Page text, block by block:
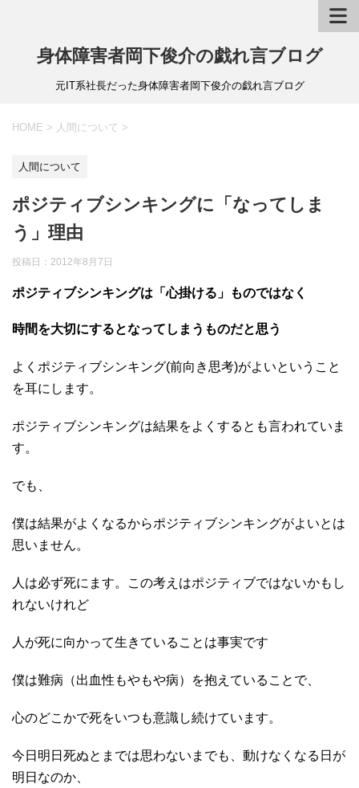
身体障害者岡下俊介の戯れ言ブログ
元IT系社長だった身体障害者岡下俊介の戯れ言ブログ
HOME > 人間について >
人間について
ポジティブシンキングに「なってしま
う」理由
投稿日： 2012年8月7日
ポジティブシンキングは「心掛ける」ものではなく
時間を大切にするとなってしまうものだと思う
よくポジティブシンキング(前向き思考)がよいということ
を耳にします。
ポジティブシンキングは結果をよくするとも言われていま
す。
でも、
僕は結果がよくなるからポジティブシンキングがよいとは
思いません。
人は必ず死にます。この考えはポジティブではないかもし
れないけれど
人が死に向かって生きていることは事実です
僕は難病（出血性もやもや病）を抱えていることで、
心のどこかで死をいつも意識し続けています。
今日明日死ぬとまでは思わないまでも、動けなくなる日が
明日なのか、